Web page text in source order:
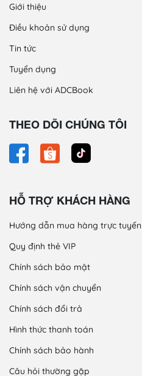
Giới thiệu
Điều khoản sử dụng
Tin tức
Tuyển dụng
Liên hệ với ADCBook
THEO DÕI CHÚNG TÔI
HỖ TRỢ KHÁCH HÀNG
Hướng dẫn mua hàng trực tuyến
Quy định thẻ VIP
Chính sách bảo mật
Chính sách vận chuyển
Chính sách đổi trả
Hình thức thanh toán
Chính sách bảo hành
Câu hỏi thường gặp